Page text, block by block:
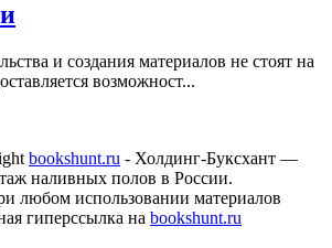
и создания материалов не стоят на
возможност...
bookshunt.ru - Холдинг-Буксхант —
наливных полов в России.
любом использовании материалов
гиперссылка на bookshunt.ru